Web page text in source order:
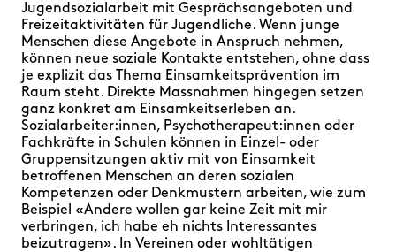
Jugendsozialarbeit mit Gesprächsangeboten und
Freizeitaktivitäten für Jugendliche. Wenn junge
Menschen diese Angebote in Anspruch nehmen,
können neue soziale Kontakte entstehen, ohne dass
je explizit das Thema Einsamkeitsprävention im
Raum steht. Direkte Massnahmen hingegen setzen
ganz konkret am Einsamkeitserleben an.
Sozialarbeiter:innen, Psychotherapeut:innen oder
Fachkräfte in Schulen können in Einzel- oder
Gruppensitzungen aktiv mit von Einsamkeit
betroffenen Menschen an deren sozialen
Kompetenzen oder Denkmustern arbeiten, wie zum
Beispiel «Andere wollen gar keine Zeit mit mir
verbringen, ich habe eh nichts Interessantes
beizutragen». In Vereinen oder wohltätigen